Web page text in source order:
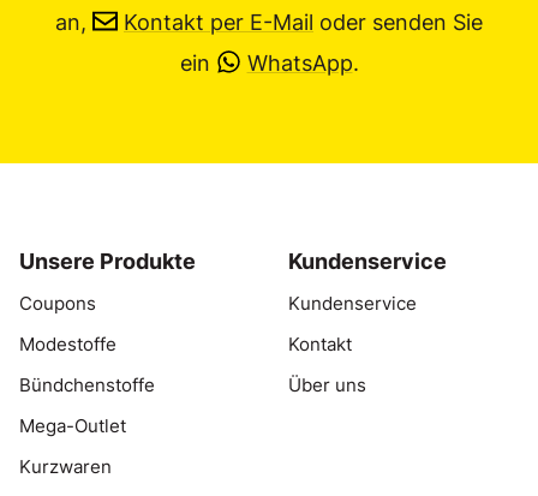
an,
Kontakt per E-Mail oder senden Sie
ein
WhatsApp.
Unsere Produkte
Coupons
Modestoffe
Bündchenstoffe
Mega-Outlet
Kurzwaren
Kundenservice
Kundenservice
Kontakt
Über uns